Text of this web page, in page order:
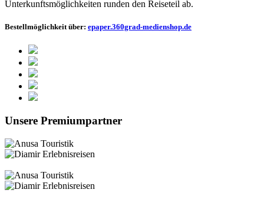
Unterkunftsmöglichkeiten runden den Reiseteil ab.
Bestellmöglichkeit über: epaper.360grad-medienshop.de
Unsere Premiumpartner